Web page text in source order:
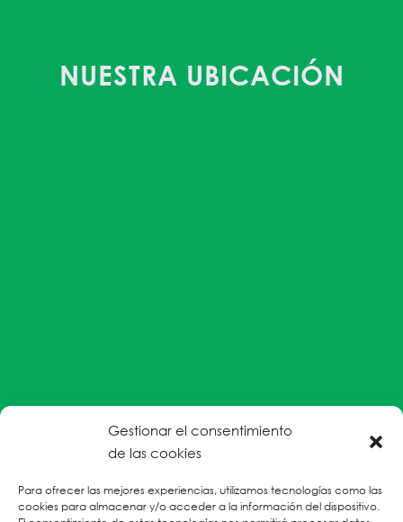
Gestionar el consentimiento
de las cookies
Para ofrecer las mejores experiencias, utilizamos tecnologías como las
cookies para almacenar y/o acceder a la información del dispositivo.
NUESTRA UBICACIÓN
#EnColectiva estamos comprometidas con la
parte del personal humanitario hacia personas
refugiadas, migrantes desplazadas internas y/o